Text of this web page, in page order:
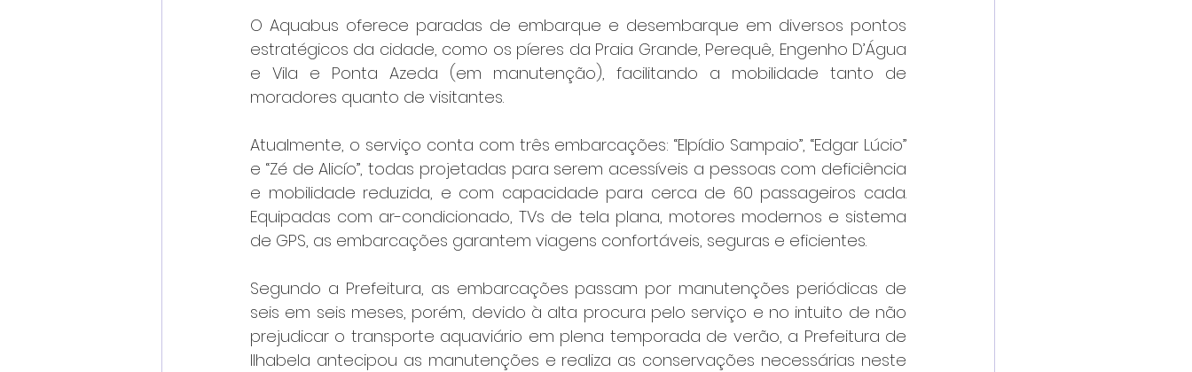
O Aquabus oferece paradas de embarque e desembarque em diversos pontos
estratégicos da cidade, como os píeres da Praia Grande, Perequê, Engenho D’Água
e Vila e Ponta Azeda (em manutenção), facilitando a mobilidade tanto de
moradores quanto de visitantes.
Atualmente, o serviço conta com três embarcações: “Elpídio Sampaio”, “Edgar Lúcio”
e “Zé de Alicío”, todas projetadas para serem acessíveis a pessoas com deficiência
e mobilidade reduzida, e com capacidade para cerca de 60 passageiros cada.
Equipadas com ar-condicionado, TVs de tela plana, motores modernos e sistema
de GPS, as embarcações garantem viagens confortáveis, seguras e eficientes.
Segundo a Prefeitura, as embarcações passam por manutenções periódicas de
seis em seis meses, porém, devido à alta procura pelo serviço e no intuito de não
prejudicar o transporte aquaviário em plena temporada de verão, a Prefeitura de
Ilhabela antecipou as manutenções e realiza as conservações necessárias neste